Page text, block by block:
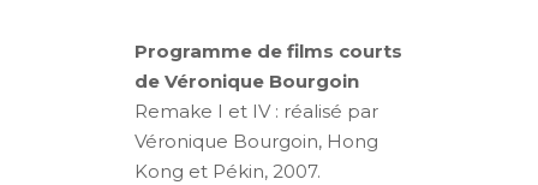
Programme de films courts
de Véronique Bourgoin
Remake I et IV : réalisé par
Véronique Bourgoin, Hong
Kong et Pékin, 2007.